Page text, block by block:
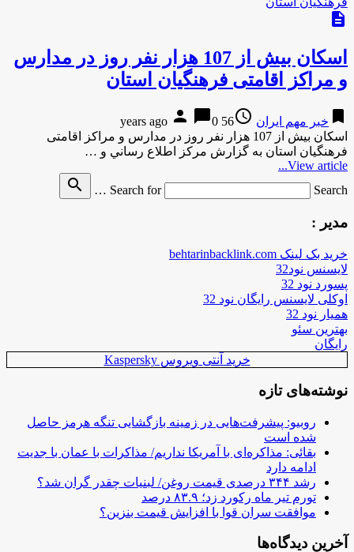
description
اسکان بيش از 107 هزار نفر روز در مدارس
و مراکز اقامتی فرهنگیان استان
bookmark خبر مهم ایران access_time
56 years ago
person chat_bubble0
اسکان بيش از 107 هزار نفر روز در مدارس و مراکز اقامتی
فرهنگیان استان به گزارش مركز اطلاع رساني و …
View article...
Search for
Search …
search
مدیر :
خرید بک لینک behtarinbacklink.com
لایسنس نود32
پسورد نود 32
اوکلی لایسنس رایگان نود 32
همیار نود 32
بهترین سئو
رایگان
خرید آنتی ویروس Kaspersky
نوشته‌های تازه
روبیو: پیشرفت‌هایی در زمینه بازگشایی تنگه هرمز حاصل
شده است
بقائی: مذاکره‌ای با آمریکا نداریم/ مذاکرات با عمان با جدیت
ادامه دارد
رشد ۳۴۴ درصدی قیمت روغن/ لبنیات چقدر گران شد؟
تورم تیر ماه رکورد زد؛ ۸۳.۹ درصد
موافقت سران قوا با افزایش قیمت بنزین؟
آخرین دیدگاه‌ها